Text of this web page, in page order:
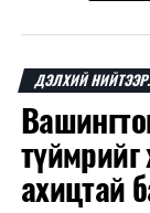
мэдээлжээ.
хотод
төхөөрөмж
оны орлого
тэрбум рубльд
ДЭЛХИЙ
ахицтай